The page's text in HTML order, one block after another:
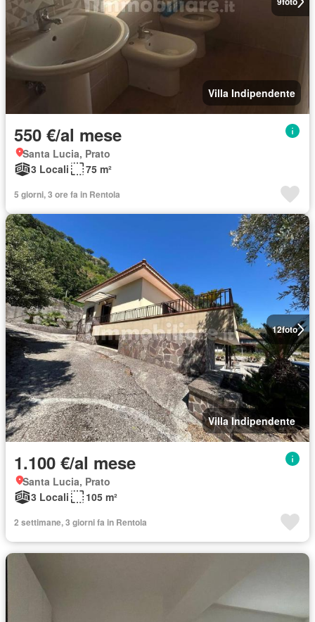
Villa Indipendente
550 €/al mese
Santa Lucia, Prato
3 Locali
75 m²
5 giorni, 3 ore fa in Rentola
12foto
Villa Indipendente
1.100 €/al mese
Santa Lucia, Prato
3 Locali
105 m²
2 settimane, 3 giorni fa in Rentola